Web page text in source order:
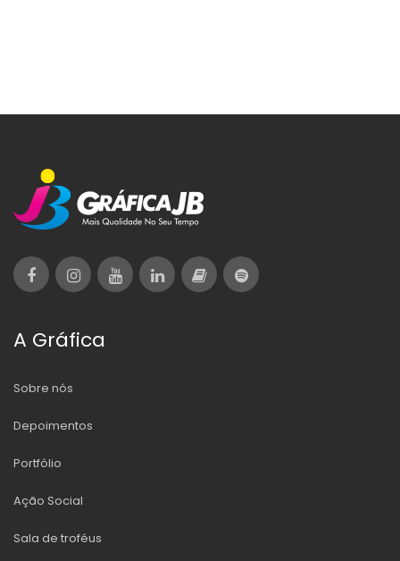
A Gráfica
Sobre nós
Depoimentos
Portfólio
Ação Social
Sala de troféus